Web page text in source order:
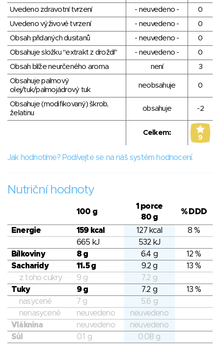
Uvedeno zdravotní tvrzení - neuvedeno -
0
Uvedeno výživové tvrzení
- neuvedeno -
0
Obsah přidaných dusitanů
- neuvedeno -
0
Obsahuje složku "extrakt z droždí"
- neuvedeno -
0
Obsah blíže neurčeného aroma
není
3
Obsahuje palmový
olej/tuk/palmojádrový tuk
neobsahuje 0
Obsahuje (modifikovaný) škrob,
želatinu
obsahuje -2
Celkem:
9
Jak hodnotíme? Podívejte se na náš systém hodnocení.
Nutriční hodnoty
100 g
1 porce
80 g
% DDD
Energie 159 kcal 127 kcal
8 %
665 kJ
532 kJ
Bílkoviny
8 g 6.4 g
12 %
Sacharidy
11.5 g 9.2 g
13 %
z toho cukry
9 g
7.2 g
Tuky
9 g 7.2 g
13 %
nasycené
7 g
5.6 g
nenasycené
neuvedeno
neuvedeno
Vláknina
neuvedeno
neuvedeno
Sůl
0.1 g 0.08 g